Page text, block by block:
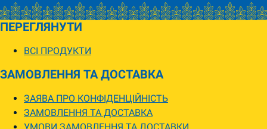
ПЕРЕГЛЯНУТИ
ВСІ ПРОДУКТИ
ЗАМОВЛЕННЯ ТА ДОСТАВКА
ЗАЯВА ПРО КОНФІДЕНЦІЙНІСТЬ
ЗАМОВЛЕННЯ ТА ДОСТАВКА